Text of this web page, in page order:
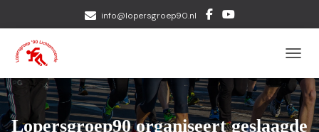
info@lopersgroep90.nl
Lopersgroep90 organiseert geslaagde